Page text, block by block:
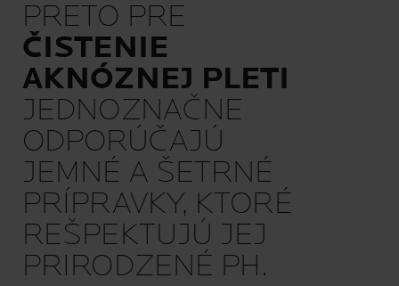
PRETO PRE
ČISTENIE
AKNÓZNEJ PLETI
JEDNOZNAČNE
ODPORÚČAJÚ
JEMNÉ A ŠETRNÉ
PRÍPRAVKY, KTORÉ
REŠPEKTUJÚ JEJ
PRIRODZENÉ PH.